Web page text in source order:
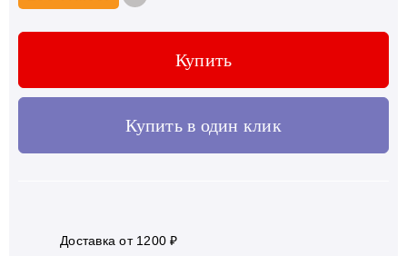
Купить
Купить в один клик
Доставка от 1200 ₽